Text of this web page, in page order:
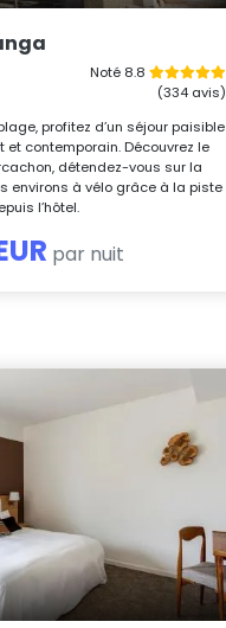
Noté 8.8
(334 avis)
profitez d’un séjour paisible
contemporain. Découvrez le
détendez-vous sur la
environs à vélo grâce à la piste
l’hôtel.
par nuit